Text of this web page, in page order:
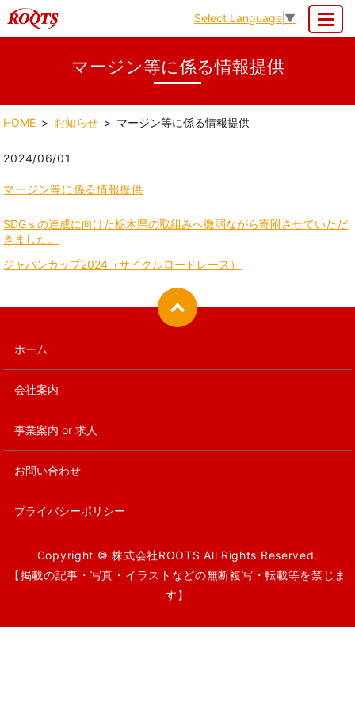
Select Language ▼
マージン等に係る情報提供
HOME お知らせ マージン等に係る情報提供
2024/06/01
マージン等に係る情報提供
SDGｓの達成に向けた栃木県の取組みへ微弱ながら寄附させていただ
きました。
ジャパンカップ2024（サイクルロードレース）
ホーム
会社案内
事業案内 or 求人
お問い合わせ
プライバシーポリシー
Copyright © 株式会社ROOTS All Rights Reserved.
【掲載の記事・写真・イラストなどの無断複写・転載等を禁じま
す】